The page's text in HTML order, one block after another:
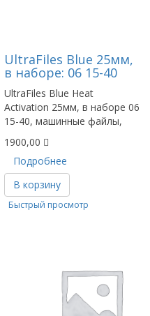
UltraFiles Blue 25мм,
в наборе: 06 15-40
UltraFiles Blue Heat
Activation 25мм, в наборе 06
15-40, машинные файлы,
1900,00
Подробнее
В корзину
Быстрый просмотр